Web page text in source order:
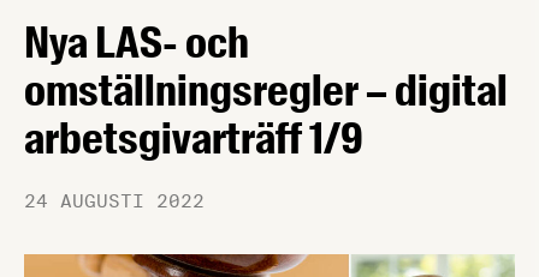
Nya LAS- och
omställningsregler – digital
arbetsgivarträff 1/9
24 AUGUSTI 2022